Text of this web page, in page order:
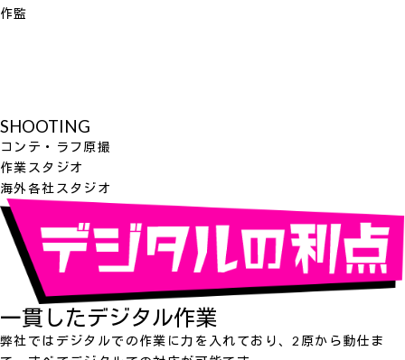
作監
SHOOTING
コンテ・ラフ原撮
作業スタジオ
海外各社スタジオ
一貫したデジタル作業
弊社ではデジタルでの作業に力を入れており、2原から動仕ま